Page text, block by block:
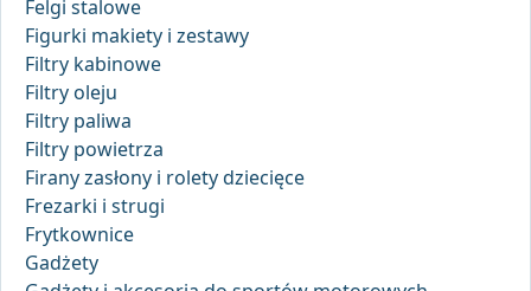
Felgi stalowe
Figurki makiety i zestawy
Filtry kabinowe
Filtry oleju
Filtry paliwa
Filtry powietrza
Firany zasłony i rolety dziecięce
Frezarki i strugi
Frytkownice
Gadżety